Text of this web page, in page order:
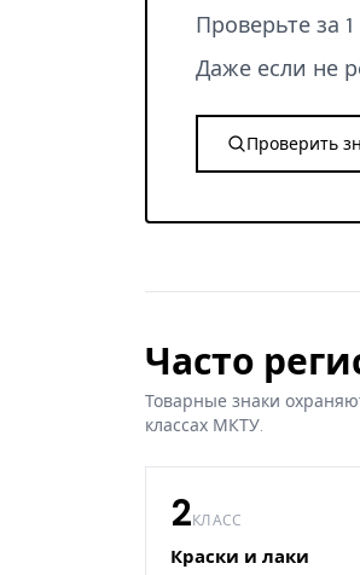
Проверьте за
Даже если не
Проверить
Часто
Товарные знаки
классах МКТУ.
2КЛАСС
Краски и лаки